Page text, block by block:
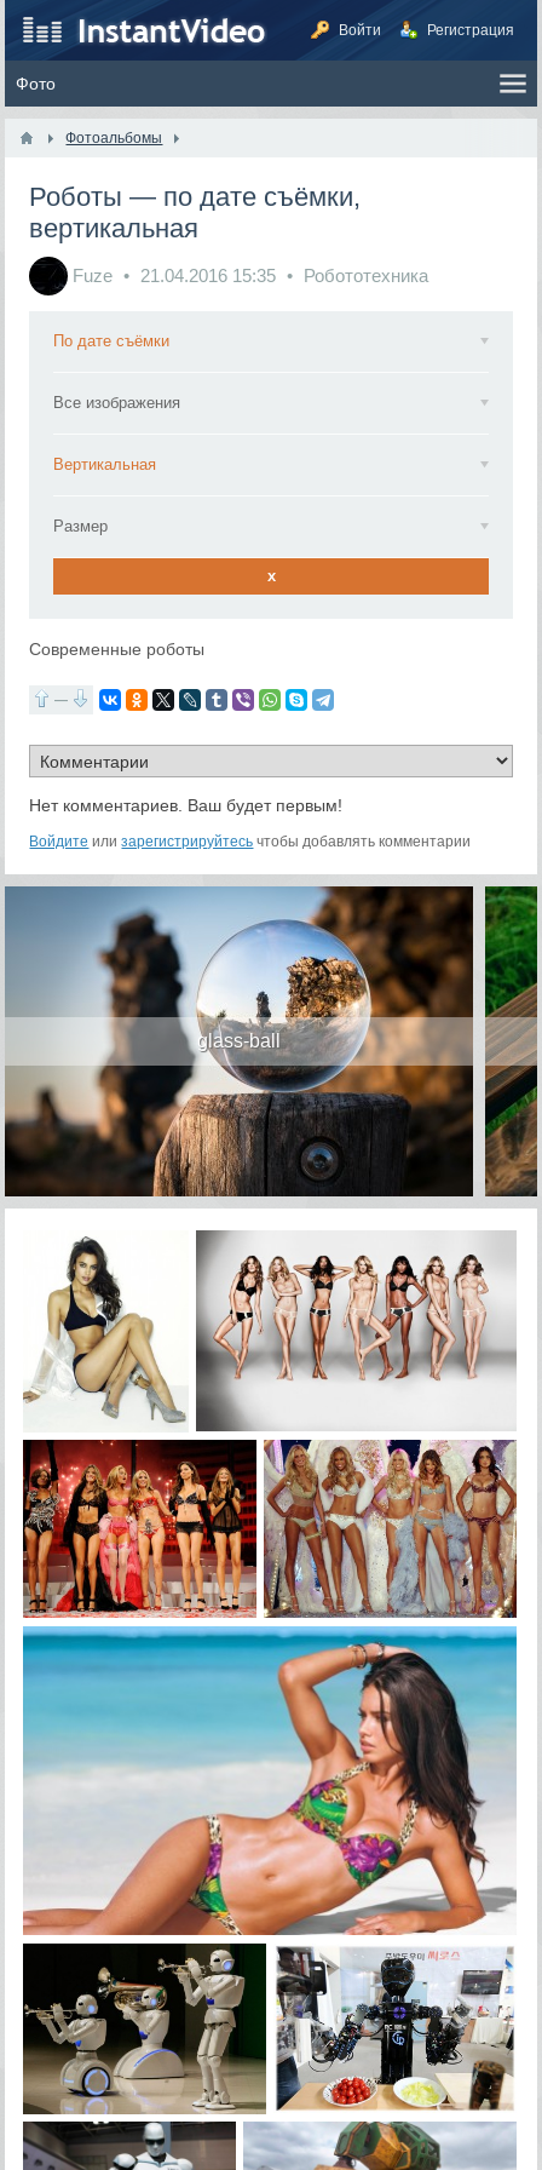
Войти Регистрация
Фотоальбомы
Роботы — по дате съёмки,
вертикальная
Fuze 21.04.2016 15:35 Робототехника
По дате съёмки
Все изображения
Вертикальная
Размер
x
Современные роботы
—
Нет комментариев. Ваш будет первым!
Войдите илизарегистрируйтесь чтобы добавлять комментарии
glass-ball